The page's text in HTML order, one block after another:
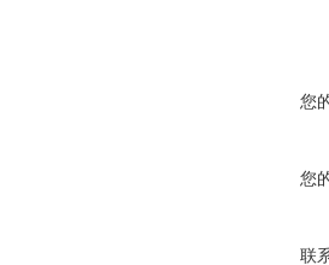
您
您
联